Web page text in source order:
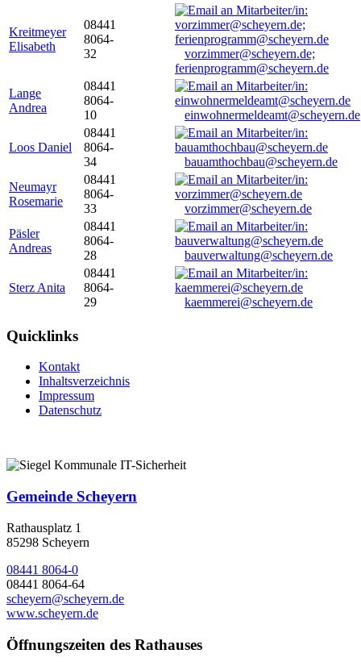
Kreitmeyer
Elisabeth
08441
8064-
32
vorzimmer@scheyern.de;
ferienprogramm@scheyern.de
Lange
Andrea
08441
8064-
10
einwohnermeldeamt@scheyern.de
Loos Daniel
08441
8064-
34
bauamthochbau@scheyern.de
Neumayr
Rosemarie
08441
8064-
33
vorzimmer@scheyern.de
Päsler
Andreas
08441
8064-
28
bauverwaltung@scheyern.de
Sterz Anita
08441
8064-
29
kaemmerei@scheyern.de
Quicklinks
Kontakt
Inhaltsverzeichnis
Impressum
Datenschutz
Gemeinde Scheyern
Rathausplatz 1
85298 Scheyern
08441 8064-0
08441 8064-64
scheyern@scheyern.de
www.scheyern.de
Öffnungszeiten des Rathauses